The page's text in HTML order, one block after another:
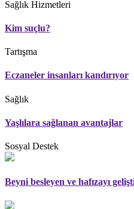
Sağlık Hizmetleri
Kim suçlu?
Tartışma
Eczaneler insanları kandırıyor
Sağlık
Yaşlılara sağlanan avantajlar
Sosyal Destek
Beyni besleyen ve hafızayı